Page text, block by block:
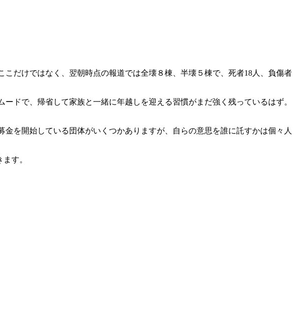
だけではなく、翌朝時点の報道では全壊８棟、半壊５棟で、死者18人、負傷者
ドで、帰省して家族と一緒に年越しを迎える習慣がまだ強く残っているはず。
を開始している団体がいくつかありますが、自らの意思を誰に託すかは個々人
す。